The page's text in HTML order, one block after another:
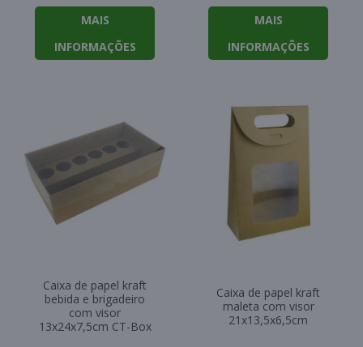
MAIS
INFORMAÇÕES
MAIS
INFORMAÇÕES
Caixa de papel kraft
bebida e brigadeiro
com visor
13x24x7,5cm CT-Box
Caixa de papel kraft
maleta com visor
21x13,5x6,5cm